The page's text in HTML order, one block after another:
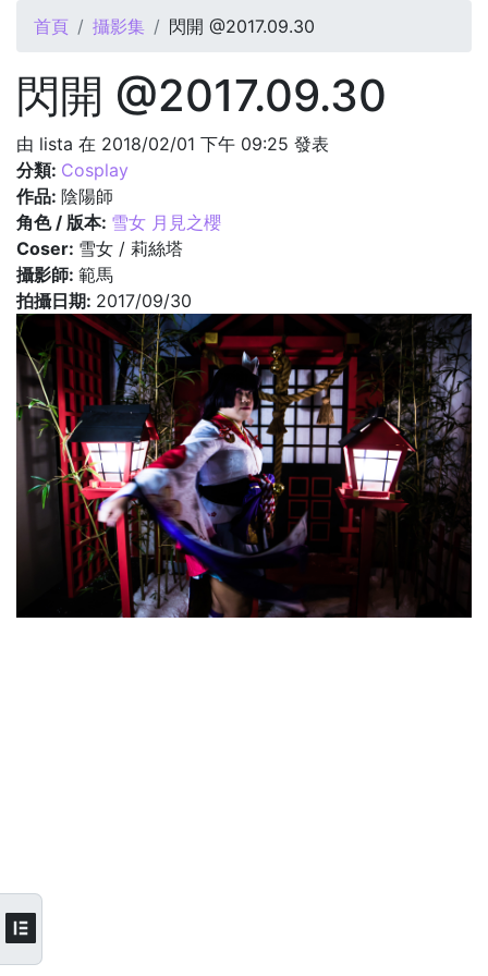
您在這裡
首頁 攝影集 閃開 @2017.09.30
閃開 @2017.09.30
由 lista 在 2018/02/01 下午 09:25 發表
分類: Cosplay
作品: 陰陽師
角色 / 版本: 雪女 月見之櫻
Coser: 雪女 / 莉絲塔
攝影師: 範馬
拍攝日期: 2017/09/30